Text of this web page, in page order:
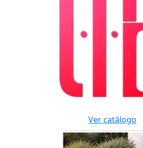
Ver catálogo